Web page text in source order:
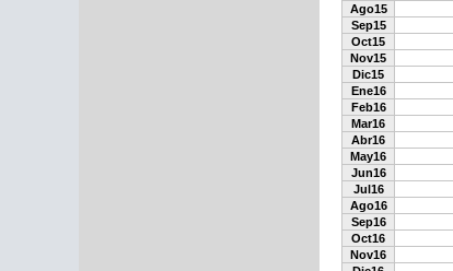
Ago15
Sep15
Oct15
Nov15
Dic15
Ene16
Feb16
Mar16
Abr16
May16
Jun16
Jul16
Ago16
Sep16
Oct16
Nov16